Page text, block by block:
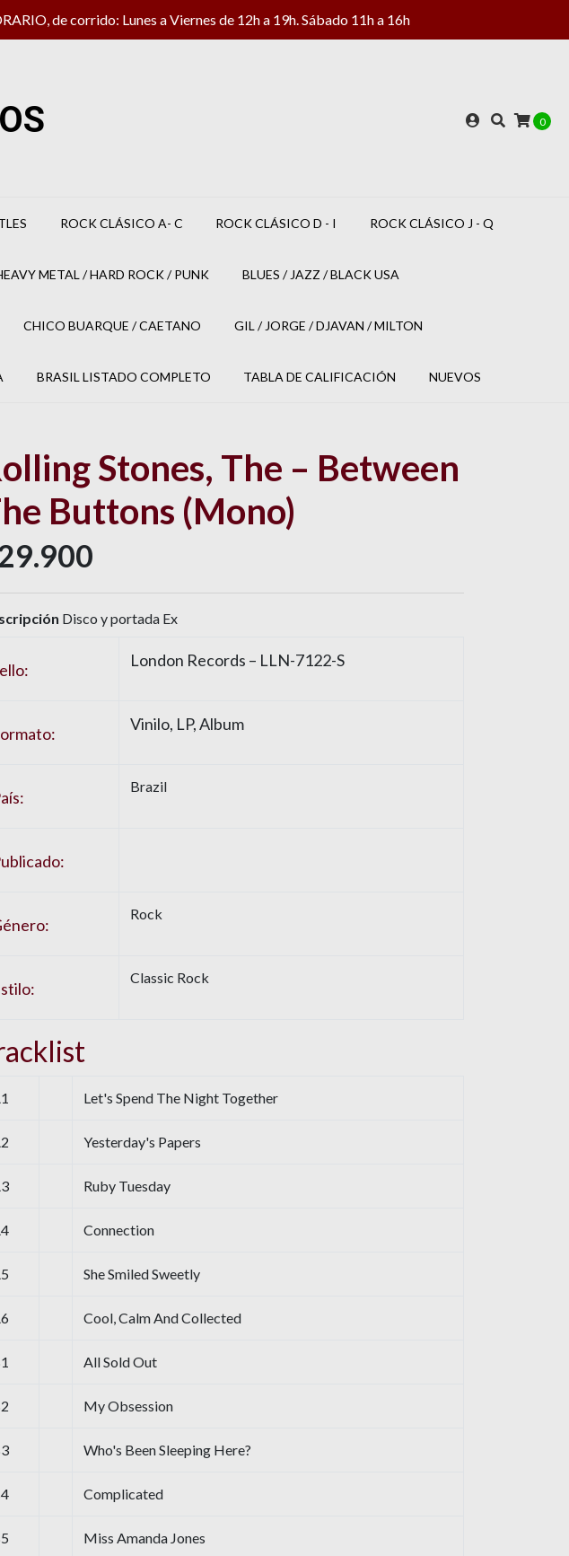
de corrido: Lunes a Viernes de 12h a 19h. Sábado 11h a 16h
0
ROCK CLÁSICO A- C ROCK CLÁSICO D - I ROCK CLÁSICO J - Q
METAL / HARD ROCK / PUNK BLUES / JAZZ / BLACK USA
CHICO BUARQUE / CAETANO GIL / JORGE / DJAVAN / MILTON
BRASIL LISTADO COMPLETO TABLA DE CALIFICACIÓN NUEVOS
Stones, The – Between
Buttons (Mono)
Disco y portada Ex
London Records – LLN-7122-S
Vinilo, LP, Album
Brazil
Rock
Classic Rock
Let's Spend The Night Together
Yesterday's Papers
Ruby Tuesday
Connection
She Smiled Sweetly
Cool, Calm And Collected
All Sold Out
My Obsession
Who's Been Sleeping Here?
Complicated
Miss Amanda Jones